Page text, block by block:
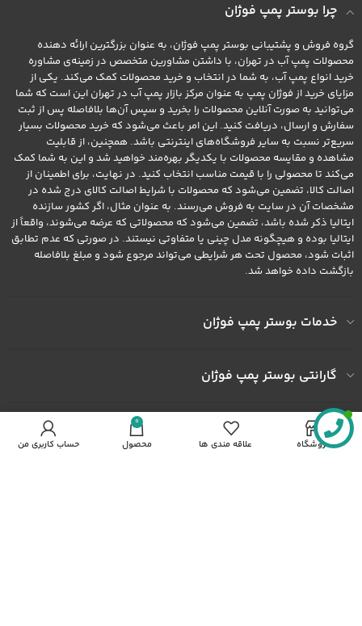
چرا بوستر پمپ فوژان
گروه فروش و پشتیبانی بوستر پمپ فوژان، به عنوان بزرگترین ارائه دهنده
محصولات پمپ آب در تهران، با داشتن مشاورین متخصص در زمینه‌ی مشاوره
خرید انواع پمپ آب، به شما در انتخاب و خرید محصولات کمک می‌کند. یکی از
مزایای خرید از فوژان پمپ به عنوان مرکز بازار پمپ آب در تهران این است که شما
می‌توانید به صورت آنلاین محصولات را بخرید و سپس آن‌ها بلافاصله پس از ثبت
سفارش و ارسال، دریافت کنید. این امر باعث می‌شود که خرید محصولات بسیار
سریع‌تر نسبت به سایر فروشگاه‌های اینترنتی باشد. همچنین، از قابلیت
مشاهده و مقایسه محصولات با یکدیگر بهره‌مند خواهید شد و این به شما کمک
می‌کند تا محصولی را با قیمت مناسب انتخاب کنید. در نهایت، برای اطمینان از
اصالت کالا، تضمین می‌شود که محصولات با شرایط اصالت کالای درج شده در
مشخصات آن در سایت به فروش می‌رسند. به عنوان مثال، اگر کشور سازنده
ایتالیا ذکر شده باشد، تضمین می‌شود که محصولاتی که عرضه می‌شوند، واقعاً از
ایتالیا بوده و هیچگونه مدل چینی یا متفاوتی نیستند. در صورتی که عدم تطابق
اثبات شود، محصول تحت هر شرایطی می‌تواند مرجوع شود و مبلغ بلافاصله
بازگشت داده خواهد شد.
خدمات بوستر پمپ فوژان
گارانتی بوستر پمپ فوژان
به ما اعتماد کنید
فروشگاه علاقه مندی ها
0
محصول حساب کاربری من